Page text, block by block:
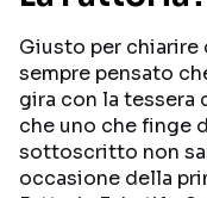
PROGRAMMI TV
PERSONAGGI TV
Streaming
Giusto per chiarire
sempre pensato
gira con la
che uno che finge
sottoscritto non
occasione della